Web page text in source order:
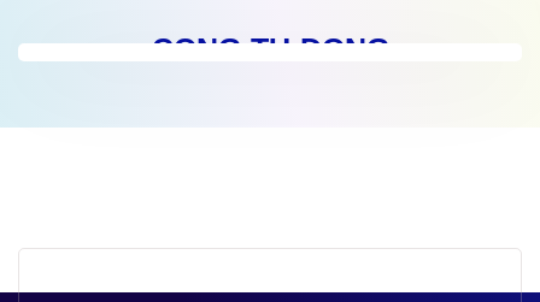
CONG-TU-ĐONG